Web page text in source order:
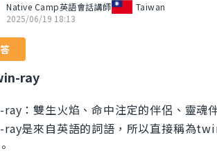
Native Camp英語會話講師
Taiwan
2025/06/19 18:13
ray
：雙生火焰、命中注定的伴侶、靈魂
是來自英語的詞語，所以直接稱為